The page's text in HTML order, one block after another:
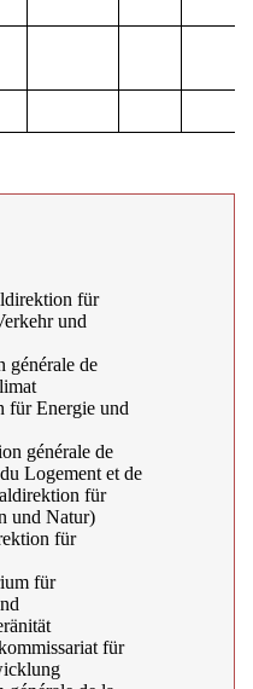
für
und
générale de
für Energie und
générale de
Logement et de
für
und Natur)
für
für
für